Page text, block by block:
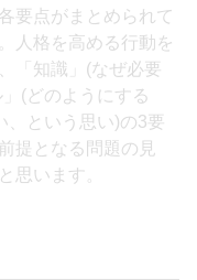
要点がまとめられて
人格を高める行動を
「知識」(なぜ必要
(どのようにする
、という思い)の3要
提となる問題の見
思います。